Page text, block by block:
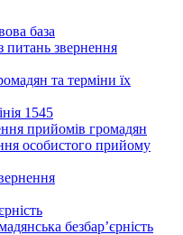
база
питань звернення
та терміни їх
1545
прийомів громадян
особистого прийому
безбар’єрність